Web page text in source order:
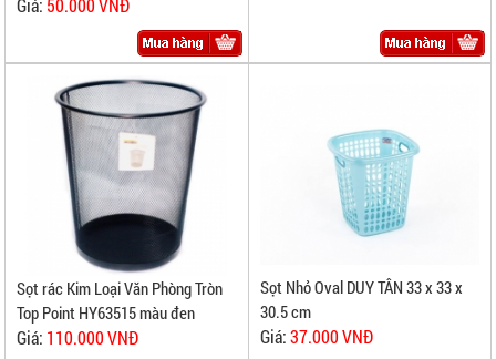
Sọt rác Kim Loại Văn Phòng Tròn
Top Point HY63515 màu đen
Giá: 110.000 VNĐ
Sọt Nhỏ Oval DUY TÂN 33 x 33 x
30.5 cm
Giá:37.000 VNĐ